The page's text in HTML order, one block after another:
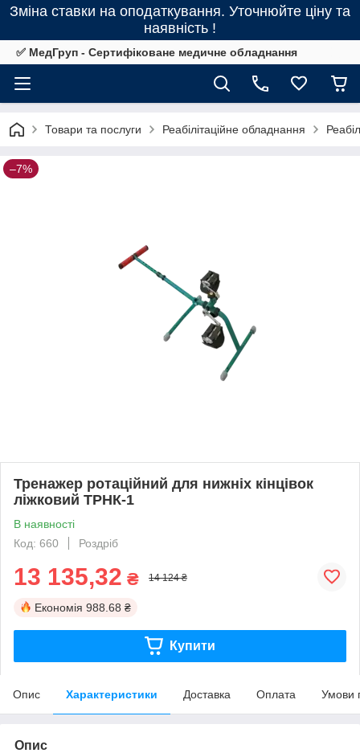
Зміна ставки на оподаткування. Уточнюйте ціну та
наявність !
✅ МедГруп - Сертифіковане медичне обладнання
Товари та послуги Реабілітаційне обладнання
–7%
Тренажер ротаційний для нижніх кінцівок
ліжковий ТРНК-1
В наявності
Код: 660
Роздріб
13 135,32 ₴ 14 124 ₴
Економія 988.68 ₴
Купити
Опис Характеристики Доставка Оплата Умови
Опис